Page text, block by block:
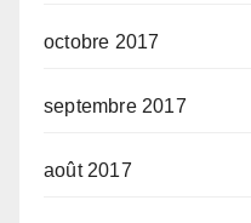
octobre 2017
septembre 2017
août 2017